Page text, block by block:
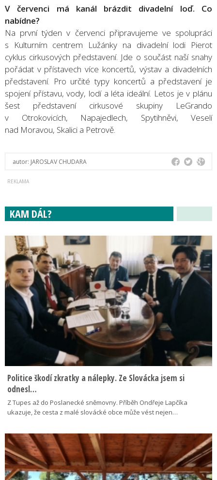
V červenci má kanál brázdit divadelní loď. Co
nabídne?
Na první týden v červenci připravujeme ve spolupráci
s Kulturním centrem Lužánky na divadelní lodi Pierot
cyklus cirkusových představení. Jde o součást naší snahy
pořádat v přístavech více koncertů, výstav a divadelních
představení. Pro určité typy koncertů a představení je
spojení přístavu, vody, lodí a léta ideální. Letos je v plánu
šest představení cirkusové skupiny LeGrando
v Otrokovicích, Napajedlech, Spytihněvi, Veselí
nad Moravou, Skalici a Petrově.
autor: JAROSLAV CHUDARA
KAM DÁL?
Politice škodí zkratky a nálepky. Ze Slovácka jsem si
odnesl…
Z Tupes až do Poslanecké sněmovny. Příběh Ondřeje Lapčíka
ukazuje, že cesta z malé slovácké obce může vést nejen…